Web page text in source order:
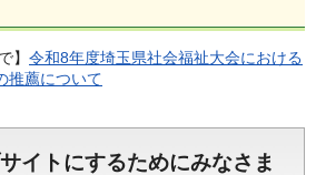
】 令和8年度埼玉県社会福祉大会における
推薦について
イトにするためにみなさま